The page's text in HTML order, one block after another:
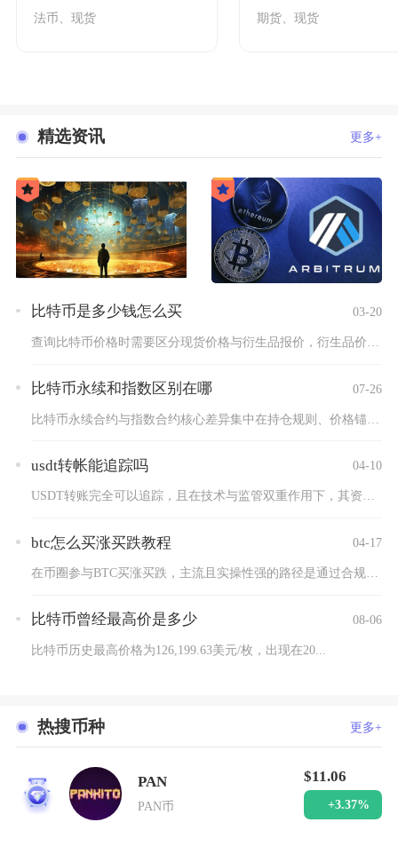
法币、现货 期货、现货
精选资讯 更多+
比特币是多少钱怎么买 03-20
比特币永续和指数区别在哪 07-26
usdt转帐能追踪吗 04-10
USDT转账完全可以追踪，且在技术与监管双重作用下，其资金流...
btc怎么买涨买跌教程 04-17
在币圈参与BTC买涨买跌，主流且实操性强的路径是通过合规境外...
比特币曾经最高价是多少 08-06
比特币历史最高价格为126,199.63美元/枚，出现在20...
热搜币种 更多+
1
PAN
PAN币
$11.06
+3.37%